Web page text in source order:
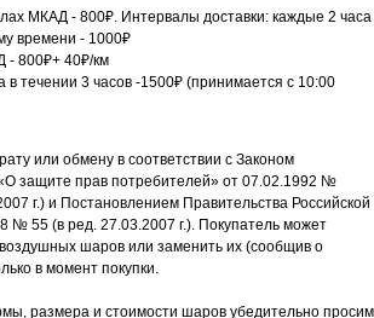
МКАД - 800₽. Интервалы доставки: каждые 2 часа
времени - 1000₽
- 800₽+ 40₽/км
в течении 3 часов -1500₽ (принимается с 10:00
или обмену в соответствии с Законом
защите прав потребителей» от 07.02.1992 №
г.) и Постановлением Правительства Российской
№ 55 (в ред. 27.03.2007 г.). Покупатель может
воздушных шаров или заменить их (сообщив о
в момент покупки.
размера и стоимости шаров убедительно просим